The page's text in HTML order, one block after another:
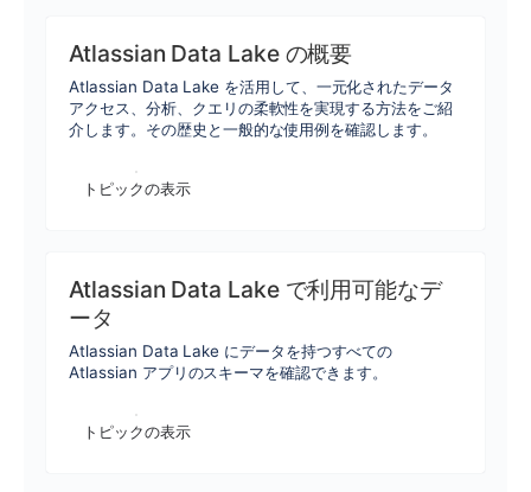
Atlassian Data Lake の概要
Atlassian Data Lake を活用して、一元化されたデータ
アクセス、分析、クエリの柔軟性を実現する方法をご紹
介します。その歴史と一般的な使用例を確認します。
トピックの表示
Atlassian Data Lake で利用可能なデ
ータ
Atlassian Data Lake にデータを持つすべての
Atlassian アプリのスキーマを確認できます。
トピックの表示